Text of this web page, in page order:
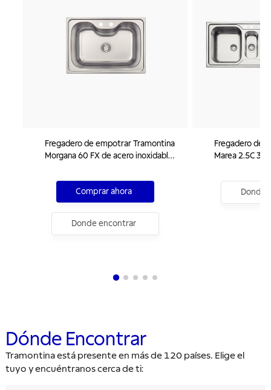
Fregadero de empotrar Tramontina
Morgana 60 FX de acero inoxidable
cm con válvula.
Comprar ahora
Donde encontrar
Fregadero de
Marea 2.5C 34
con válvula,
tabla y cesta
Donde
Dónde Encontrar
Tramontina está presente en más de 120 países. Elige el
tuyo y encuéntranos cerca de ti: